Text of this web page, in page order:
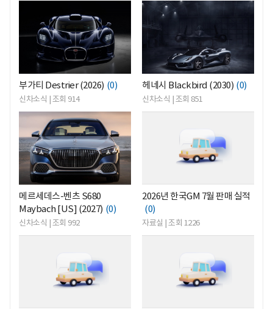
부가티 Destrier (2026) (0)
신차소식 | 조회 914
<
헤네시 Blackbird (2030) (0)
신차소식 | 조회 851
<
메르세데스-벤츠 S680
Maybach [US] (2027) (0)
신차소식 | 조회 992
2026년 한국GM 7월 판매 실적
(0)
자료실 | 조회 1226